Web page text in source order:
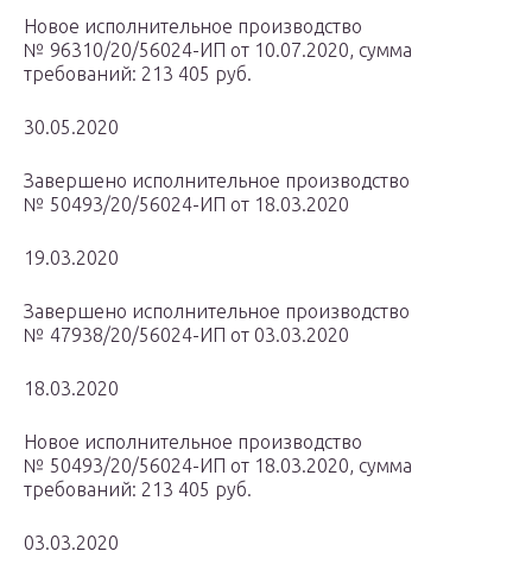
Новое исполнительное производство
№ 96310/20/56024-ИП от 10.07.2020, сумма
требований: 213 405 руб.
30.05.2020
Завершено исполнительное производство
№ 50493/20/56024-ИП от 18.03.2020
19.03.2020
Завершено исполнительное производство
№ 47938/20/56024-ИП от 03.03.2020
18.03.2020
Новое исполнительное производство
№ 50493/20/56024-ИП от 18.03.2020, сумма
требований: 213 405 руб.
03.03.2020